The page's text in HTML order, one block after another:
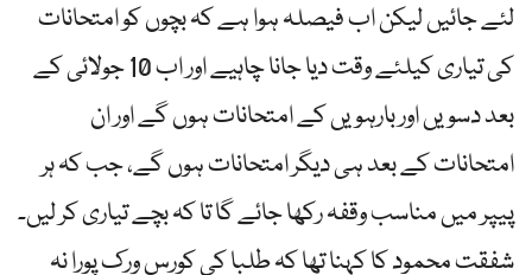
لئے جائیں لیکن اب فیصلہ ہوا ہے کہ بچوں کو امتحانات
کی تیاری کیلئے وقت دیا جانا چاہیے اور اب 10 جولائی کے
بعد دسویں اور بارہویں کے امتحانات ہوں گے اور ان
امتحانات کے بعد ہی دیگر امتحانات ہوں گے، جب کہ ہر
پیپر میں مناسب وقفہ رکھا جائے گا تا کہ بچے تیاری کر لیں۔
شفقت محمود کا کہنا تھا کہ طلبا کی کورس ورک پورا نہ